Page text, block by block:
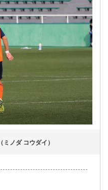
（ミノダ コウダイ）